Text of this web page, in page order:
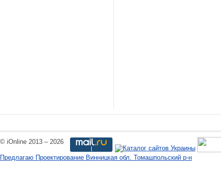
© iOnline 2013 – 2026
Предлагаю Проектирование Винницкая обл. Томашпольский р-н